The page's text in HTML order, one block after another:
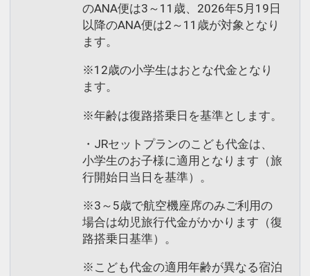
のANA便は3～11歳、2026年5月19日
以降のANA便は2～11歳が対象となり
ます。
※12歳の小学生はおとな代金となり
ます。
※年齢は復路搭乗日を基準とします。
・JRセットプランのこども代金は、
小学生のお子様に適用となります（旅
行開始日当日を基準）。
※3～5歳で航空機座席のみご利用の
場合は幼児旅行代金がかかります（復
路搭乗日基準）。
※こども代金の適用年齢が異なる宿泊